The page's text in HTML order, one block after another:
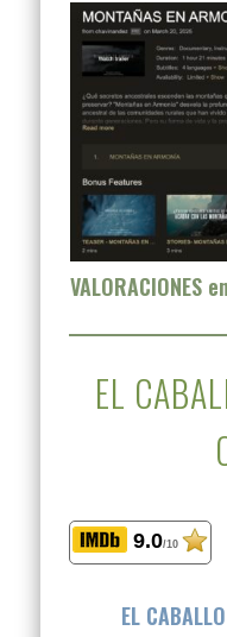
VALORACIONES
EL
9.0/10
EL